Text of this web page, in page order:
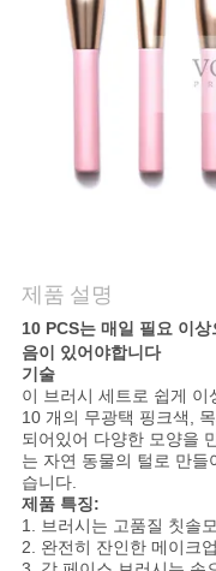
POLICY
제품 설명
10 PCS는 매일 필요 이
음이 있어야합니다
기술
이 브러시 세트로 쉽게
10 개의 무광택 핑크색,
되어있어 다양한 모양을
는 자연 동물의 털로 만들
습니다.
제품 특징:
1. 브러시는 고품질 칫솔
2. 완전히 잔인한 메이크